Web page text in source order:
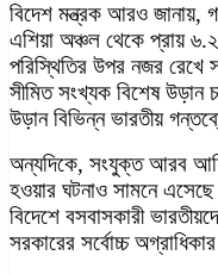
বিদেশ মন্ত্রক আরও জানায়,
এশিয়া অঞ্চল থেকে প্রায়
পরিস্থিতির উপর নজর
সীমিত সংখ্যক বিশেষ উড়ান
উড়ান বিভিন্ন ভারতীয়
অন্যদিকে, সংযুক্ত আরব
হওয়ার ঘটনাও সামনে
বিদেশে বসবাসকারী
সরকারের সর্বোচ্চ